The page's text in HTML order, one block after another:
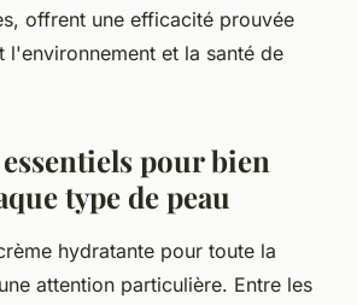
offrent une efficacité prouvée
l'environnement et la santé de
pour bien
type de peau
hydratante pour toute la
attention particulière. Entre les